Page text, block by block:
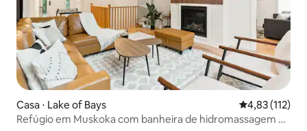
Casa ⋅ Lake of Bays 4,83 de uma
4,83 (112)
Refúgio em Muskoka com banheira de hidromassagem e